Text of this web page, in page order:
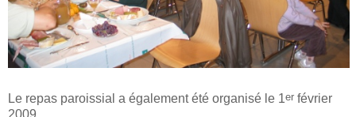
Le repas paroissial a également été organisé le 1er février
2009.